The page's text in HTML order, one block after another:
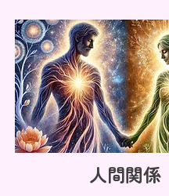
人間関係